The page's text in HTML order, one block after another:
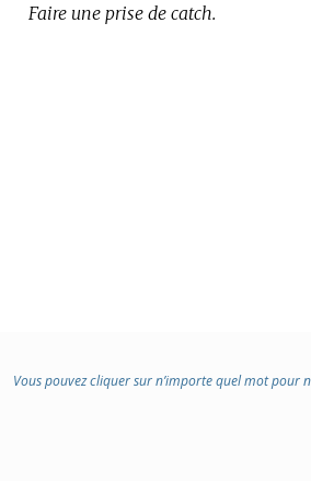
Faire une prise de catch.
Vous pouvez cliquer sur n’importe quel mot pour